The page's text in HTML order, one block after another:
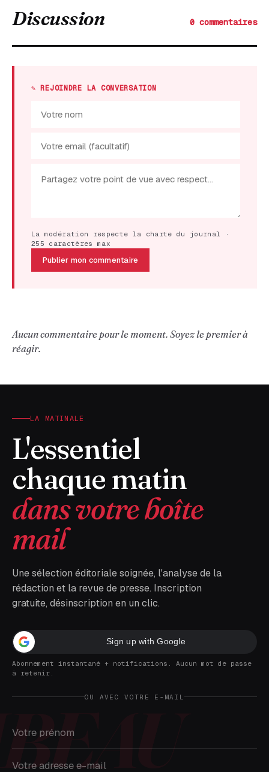
Discussion 0 commentaires
✎ REJOINDRE LA CONVERSATION
La modération respecte la charte du journal ·
255 caractères max
Publier mon commentaire
Aucun commentaire pour le moment. Soyez le premier à
réagir.
LA MATINALE
L'essentiel
chaque matin
dans votre boîte
mail
Une sélection éditoriale soignée, l'analyse de la
rédaction et la revue de presse. Inscription
gratuite, désinscription en un clic.
Sign up with Google
Abonnement instantané + notifications. Aucun mot de passe
à retenir.
OU AVEC VOTRE E-MAIL